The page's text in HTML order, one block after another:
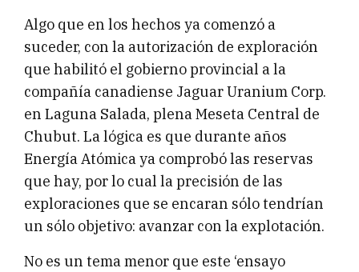
Algo que en los hechos ya comenzó a
suceder, con la autorización de exploración
que habilitó el gobierno provincial a la
compañía canadiense Jaguar Uranium Corp.
en Laguna Salada, plena Meseta Central de
Chubut. La lógica es que durante años
Energía Atómica ya comprobó las reservas
que hay, por lo cual la precisión de las
exploraciones que se encaran sólo tendrían
un sólo objetivo: avanzar con la explotación.
No es un tema menor que este ‘ensayo